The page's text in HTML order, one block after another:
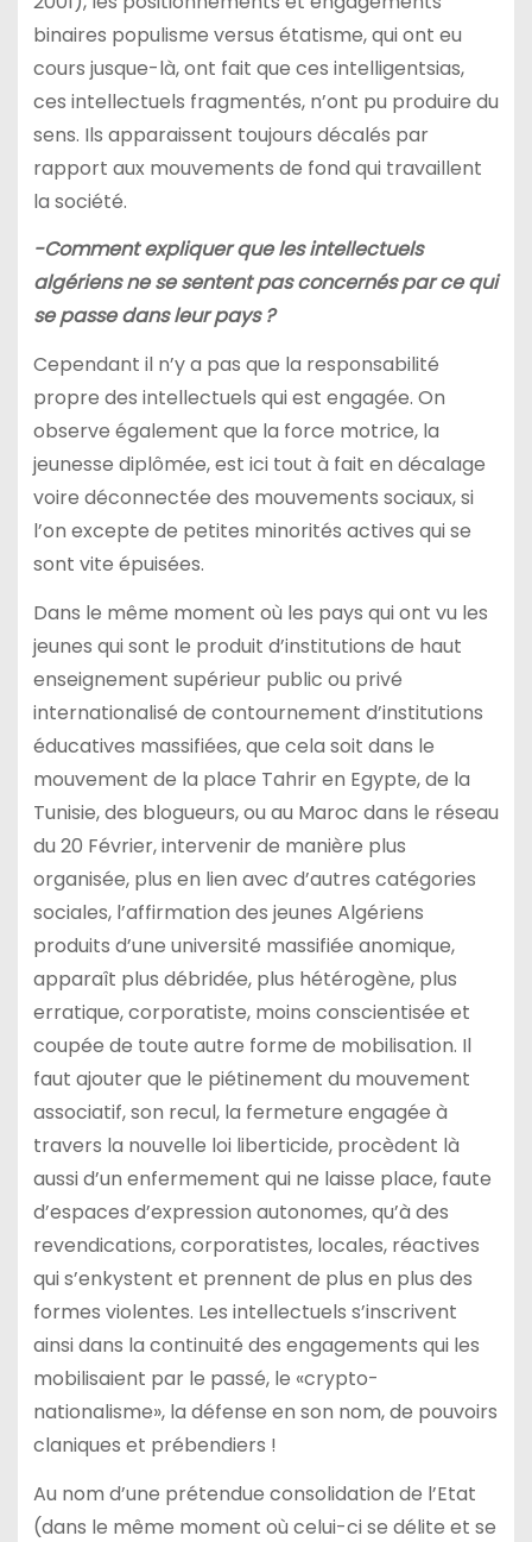
binaires populisme versus étatisme, qui ont eu
cours jusque-là, ont fait que ces intelligentsias,
ces intellectuels fragmentés, n’ont pu produire du
sens. Ils apparaissent toujours décalés par
rapport aux mouvements de fond qui travaillent
la société.
-Comment expliquer que les intellectuels
algériens ne se sentent pas concernés par ce qui
se passe dans leur pays ?
Cependant il n’y a pas que la responsabilité
propre des intellectuels qui est engagée. On
observe également que la force motrice, la
jeunesse diplômée, est ici tout à fait en décalage
voire déconnectée des mouvements sociaux, si
l’on excepte de petites minorités actives qui se
sont vite épuisées.
Dans le même moment où les pays qui ont vu les
jeunes qui sont le produit d’institutions de haut
enseignement supérieur public ou privé
internationalisé de contournement d’institutions
éducatives massifiées, que cela soit dans le
mouvement de la place Tahrir en Egypte, de la
Tunisie, des blogueurs, ou au Maroc dans le réseau
du 20 Février, intervenir de manière plus
organisée, plus en lien avec d’autres catégories
sociales, l’affirmation des jeunes Algériens
produits d’une université massifiée anomique,
apparaît plus débridée, plus hétérogène, plus
erratique, corporatiste, moins conscientisée et
coupée de toute autre forme de mobilisation. Il
faut ajouter que le piétinement du mouvement
associatif, son recul, la fermeture engagée à
travers la nouvelle loi liberticide, procèdent là
aussi d’un enfermement qui ne laisse place, faute
d’espaces d’expression autonomes, qu’à des
revendications, corporatistes, locales, réactives
qui s’enkystent et prennent de plus en plus des
formes violentes. Les intellectuels s’inscrivent
ainsi dans la continuité des engagements qui les
mobilisaient par le passé, le «crypto-
nationalisme», la défense en son nom, de pouvoirs
claniques et prébendiers !
Au nom d’une prétendue consolidation de l’Etat
(dans le même moment où celui-ci se délite et se